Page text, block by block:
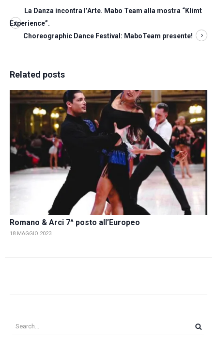
La Danza incontra l’Arte. Mabo Team alla mostra “Klimt
Experience”.
Choreographic Dance Festival: MaboTeam presente!
Related posts
Romano & Arci 7^ posto all’Europeo
18 MAGGIO 2023